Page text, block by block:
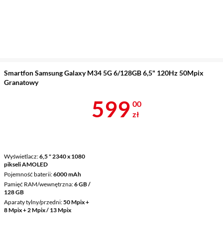
Smartfon Samsung Galaxy M34 5G 6/128GB 6,5" 120Hz 50Mpix
Granatowy
Wyświetlacz 6,5 " 2340 x 1080
pikseli AMOLED
Pojemność baterii 6000 mAh
Pamięć RAM/wewnętrzna 6 GB /
128 GB
Aparaty tylny/przedni 50 Mpix +
8 Mpix + 2 Mpix / 13 Mpix
Cena 599 zł
599 00
zł